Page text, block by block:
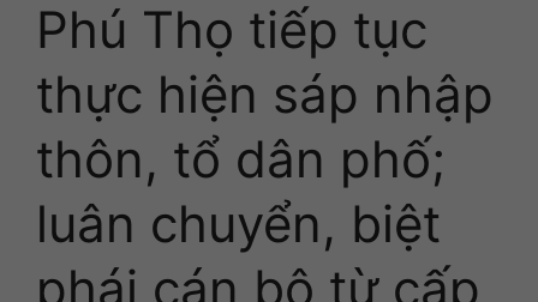
Phú Thọ tiếp tục
thực hiện sáp nhập
thôn, tổ dân phố;
luân chuyển, biệt
phái cán bộ từ cấp